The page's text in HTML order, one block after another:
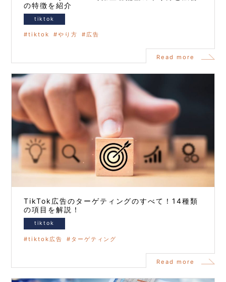
の特徴を紹介
tiktok
tiktok やり方 広告
Read more
TikTok広告のターゲティングのすべて！14種類
の項目を解説！
tiktok
tiktok広告 ターゲティング
Read more